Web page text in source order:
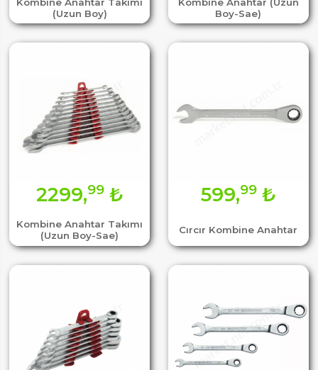
(Uzun Boy)
Boy-Sae)
Kombine Anahtar Takımı
(Uzun Boy-Sae)
2299,99₺
Cırcır Kombine Anahtar
599,99₺